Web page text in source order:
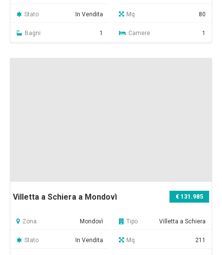
Stato In Vendita Mq 80
Bagni 1 Camere 1
Villetta a Schiera a Mondovì € 131.985
Zona Mondovì Tipo Villetta a Schiera
Stato In Vendita Mq 211